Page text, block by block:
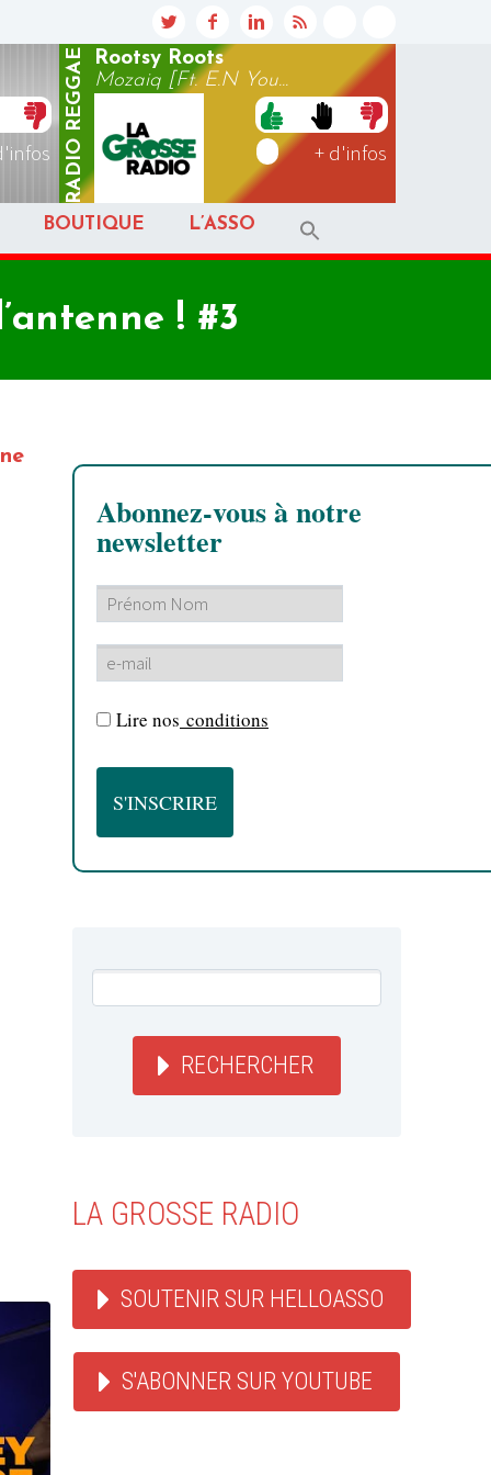
RADIO
REGGAE
Rootsy Roots
Mozaiq [Ft. E.N You...
+ d'infos
BOUTIQUE L’ASSO
! #3
Abonnez-vous à notre
newsletter
Lire nos conditions
RECHERCHER
LA GROSSE RADIO
SOUTENIR SUR HELLOASSO
S'ABONNER SUR YOUTUBE